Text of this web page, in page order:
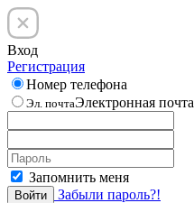
Вход
Регистрация
Номер телефона
Эл. почтаЭлектронная почта
Запомнить меня
Войти Забыли пароль?!